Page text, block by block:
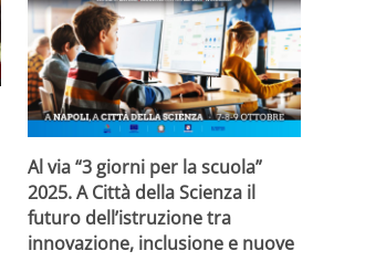
Al via “3 giorni per la scuola”
2025. A Città della Scienza il
futuro dell’istruzione tra
innovazione, inclusione e nuove